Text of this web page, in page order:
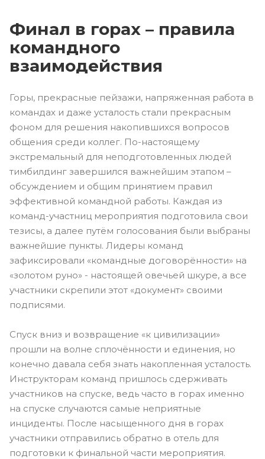
Финал в горах – правила
командного
взаимодействия
Горы, прекрасные пейзажи, напряженная работа в
командах и даже усталость стали прекрасным
фоном для решения накопившихся вопросов
общения среди коллег. По-настоящему
экстремальный для неподготовленных людей
тимбилдинг завершился важнейшим этапом –
обсуждением и общим принятием правил
эффективной командной работы. Каждая из
команд-участниц мероприятия подготовила свои
тезисы, а далее путём голосования были выбраны
важнейшие пункты. Лидеры команд
зафиксировали «командные договорённости» на
«золотом руно» - настоящей овечьей шкуре, а все
участники скрепили этот «документ» своими
подписями.
Спуск вниз и возвращение «к цивилизации»
прошли на волне сплочённости и единения, но
конечно давала себя знать накопленная усталость.
Инструкторам команд пришлось сдерживать
участников на спуске, ведь часто в горах именно
на спуске случаются самые неприятные
инциденты. После насыщенного дня в горах
участники отправились обратно в отель для
подготовки к финальной части мероприятия.